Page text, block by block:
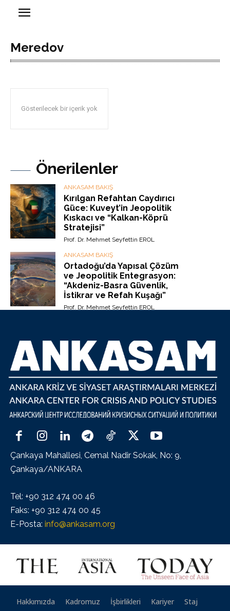
Meredov
Gösterilecek bir içerik yok
Önerilenler
ANKASAM BAKIŞ
Kırılgan Refahtan Caydırıcı
Güce: Kuveyt’in Jeopolitik
Kıskacı ve “Kalkan-Köprü
Stratejisi”
Prof. Dr. Mehmet Seyfettin EROL
ANKASAM BAKIŞ
Ortadoğu’da Yapısal Çözüm
ve Jeopolitik Entegrasyon:
“Akdeniz-Basra Güvenlik,
İstikrar ve Refah Kuşağı”
Prof. Dr. Mehmet Seyfettin EROL
Çankaya Mahallesi, Cemal Nadir Sokak, No: 9,
Çankaya/ANKARA
Tel: +90 312 474 00 46
Faks: +90 312 474 00 45
E-Posta: info@ankasam.org
Hakkımızda Kadromuz İşbirlikleri Kariyer
Staj